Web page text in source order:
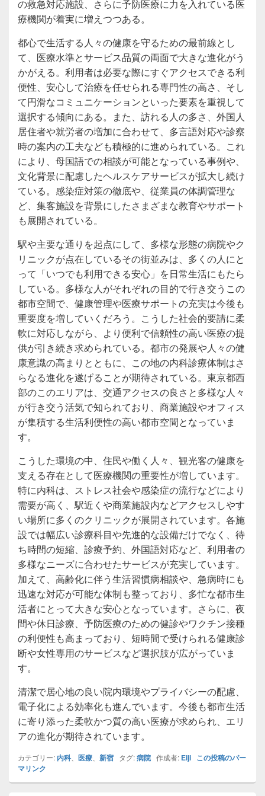
の救急対応施設、さらに予防医療に力を入れている医
療機関が着実に増えつつある。
都心で生活する人々の健康を守るための最前線とし
て、医療水準とサービス品質の両面で大きな進化がう
かがえる。利用者は必要な際にすぐアクセスできる利
便性、安心して治療を任せられる専門性の高さ、そし
て円滑なコミュニケーションといった要素を重視して
選択する傾向にある。また、訪れる人の多さ、外国人
居住者や就労者の増加に合わせて、多言語対応や診察
時の案内の工夫なども積極的に進められている。これ
により、母国語での相談が可能となっている事例や、
文化背景に配慮したヘルスケアサービスが拡大し続け
ている。感染症対策の徹底や、従業員の体調管理な
ど、集客施設を背景にしたさまざまな教育やサポート
も展開されている。
駅や主要な通りを起点にして、多様な形態の病院やク
リニックが点在しているその街並みは、多くの人にと
って「いつでも利用できる安心」を日常生活にもたら
している。多様な人がそれぞれの目的で行き交うこの
都市空間で、健康管理や医療サポートの充実は今後も
重要度を増していくだろう。こうした社会的要請に柔
軟に対応しながら、より便利で信頼性の高い医療の提
供が引き続き求められている。都市の発展や人々の健
康意識の高まりとともに、この地の内科診療体制はさ
らなる進化を遂げることが期待されている。東京都西
部のこのエリアは、交通アクセスの良さと多様な人々
が行き交う活気で知られており、商業施設やオフィス
が集積する生活利便性の高い都市空間となっていま
す。
こうした環境の中、住民や働く人々、観光客の健康を
支える存在として医療機関の重要性が増しています。
特に内科は、ストレス社会や感染症の流行などにより
需要が高く、駅近くや商業施設内などアクセスしやす
い場所に多くのクリニックが展開されています。各施
設では幅広い診療科目や先進的な設備だけでなく、待
ち時間の短縮、診療予約、外国語対応など、利用者の
多様なニーズに合わせたサービスが充実しています。
加えて、高齢化に伴う生活習慣病相談や、急病時にも
迅速な対応が可能な体制も整っており、多忙な都市生
活者にとって大きな安心となっています。さらに、夜
間や休日診療、予防医療のための健診やワクチン接種
の利便性も高まっており、短時間で受けられる健康診
断や女性専用のサービスなど選択肢が広がっていま
す。
清潔で居心地の良い院内環境やプライバシーの配慮、
電子化による効率化も進んでいます。今後も都市生活
に寄り添った柔軟かつ質の高い医療が求められ、エリ
アの進化が期待されています。
カテゴリー: 内科、 医療 新宿 タグ:病院 作成者: Eiji この投稿のパー
マリンク